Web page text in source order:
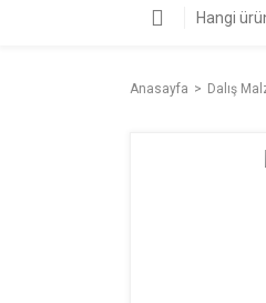
Anasayfa Dalış